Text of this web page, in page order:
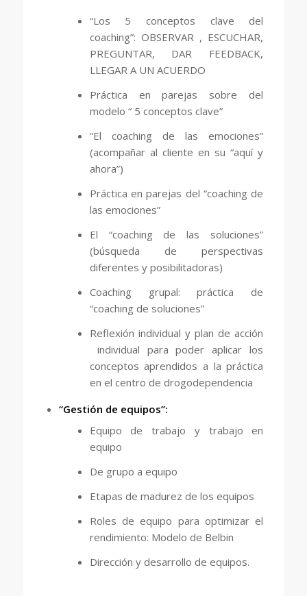
“Los 5 conceptos clave del
coaching”: OBSERVAR , ESCUCHAR,
PREGUNTAR, DAR FEEDBACK,
LLEGAR A UN ACUERDO
Práctica en parejas sobre del
modelo “ 5 conceptos clave”
“El coaching de las emociones”
(acompañar al cliente en su “aquí y
ahora”)
Práctica en parejas del “coaching de
las emociones”
El “coaching de las soluciones”
(búsqueda de perspectivas
diferentes y posibilitadoras)
Coaching grupal: práctica de
“coaching de soluciones”
Reflexión individual y plan de acción
individual para poder aplicar los
conceptos aprendidos a la práctica
en el centro de drogodependencia
“Gestión de equipos”:
Equipo de trabajo y trabajo en
equipo
De grupo a equipo
Etapas de madurez de los equipos
Roles de equipo para optimizar el
rendimiento: Modelo de Belbin
Dirección y desarrollo de equipos.